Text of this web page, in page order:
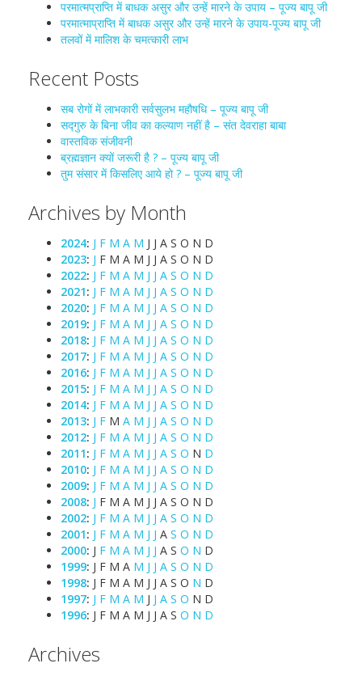
परमात्मप्राप्ति में बाधक असुर और उन्हें मारने के उपाय – पूज्य बापू जी
परमात्माप्राप्ति में बाधक असुर और उन्हें मारने के उपाय-पूज्य बापू जी
तलवों में मालिश के चमत्कारी लाभ
Recent Posts
सब रोगों में लाभकारी सर्वसुलभ महौषधि – पूज्य बापू जी
सद्गुरु के बिना जीव का कल्याण नहीं है – संत देवराहा बाबा
वास्तविक संजीवनी
ब्रह्मज्ञान क्यों जरूरी है ? – पूज्य बापू जी
तुम संसार में किसलिए आये हो ? – पूज्य बापू जी
Archives by Month
2024: J F M A M J J A S O N D
2023: J F M A M J J A S O N D
2022: J F M A M J J A S O N D
2021: J F M A M J J A S O N D
2020: J F M A M J J A S O N D
2019: J F M A M J J A S O N D
2018: J F M A M J J A S O N D
2017: J F M A M J J A S O N D
2016: J F M A M J J A S O N D
2015: J F M A M J J A S O N D
2014: J F M A M J J A S O N D
2013: J F M A M J J A S O N D
2012: J F M A M J J A S O N D
2011: J F M A M J J A S O N D
2010: J F M A M J J A S O N D
2009: J F M A M J J A S O N D
2008: J F M A M J J A S O N D
2002: J F M A M J J A S O N D
2001: J F M A M J J A S O N D
2000: J F M A M J J A S O N D
1999: J F M A M J J A S O N D
1998: J F M A M J J A S O N D
1997: J F M A M J J A S O N D
1996: J F M A M J J A S O N D
Archives